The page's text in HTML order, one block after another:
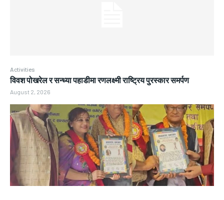
Activities
विवश पोखरेल र सन्ध्या पहाडीमा रणलक्ष्मी राष्ट्रिय पुरस्कार समर्पण
August 2, 2026